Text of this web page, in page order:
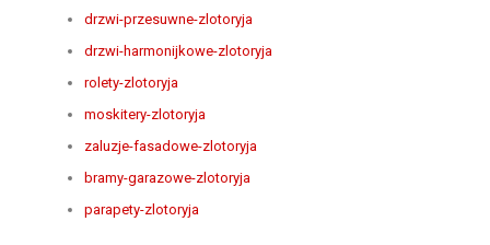
drzwi-przesuwne-zlotoryja
drzwi-harmonijkowe-zlotoryja
rolety-zlotoryja
moskitery-zlotoryja
zaluzje-fasadowe-zlotoryja
bramy-garazowe-zlotoryja
parapety-zlotoryja